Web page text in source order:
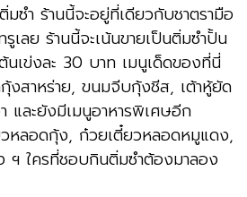
มซำ ร้านนี้จะอยู่ที่เดียวกับชาตรามือ
เลย ร้านนี้จะเน้นขายเป็นติ่มซำปั้น
เข่งละ 30 บาท เมนูเด็ดของที่นี่
งสาหร่าย, ขนมจีบกุ้งชีส, เต้าหู้ยัด
า และยังมีเมนูอาหารพิเศษอีก
หลอดกุ้ง, ก๋วยเตี๋ยวหลอดหมูแดง,
ฯ ใครที่ชอบกินติ่มซำต้องมาลอง